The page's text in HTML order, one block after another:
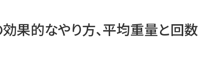
果的なやり方、平均重量と回数